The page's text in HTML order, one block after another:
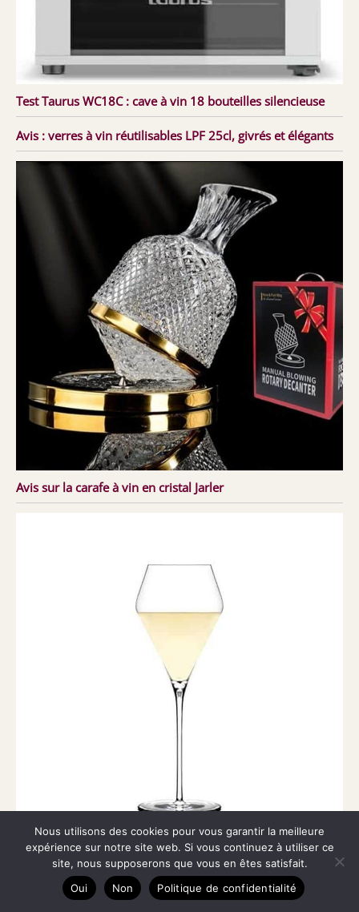
Test Taurus WC18C : cave à vin 18 bouteilles silencieuse
Avis : verres à vin réutilisables LPF 25cl, givrés et élégants
Avis sur la carafe à vin en cristal Jarler
Test : zalto Denk’Art verres à vin doux (lot de 2)
Nous utilisons des cookies pour vous garantir la meilleure
expérience sur notre site web. Si vous continuez à utiliser ce
site, nous supposerons que vous en êtes satisfait.
Oui
Non Politique de confidentialité